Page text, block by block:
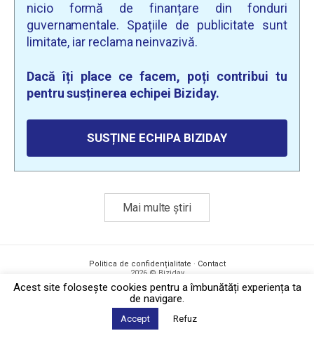
nicio formă de finanțare din fonduri
guvernamentale. Spațiile de publicitate sunt
limitate, iar reclama neinvazivă.
Dacă îți place ce facem, poți contribui tu
pentru susținerea echipei Biziday.
SUSȚINE ECHIPA BIZIDAY
Mai multe știri
Politica de confidențialitate · Contact
2026 © Biziday
Acest site foloseşte cookies pentru a îmbunătăți experiența ta
de navigare.
Accept Refuz